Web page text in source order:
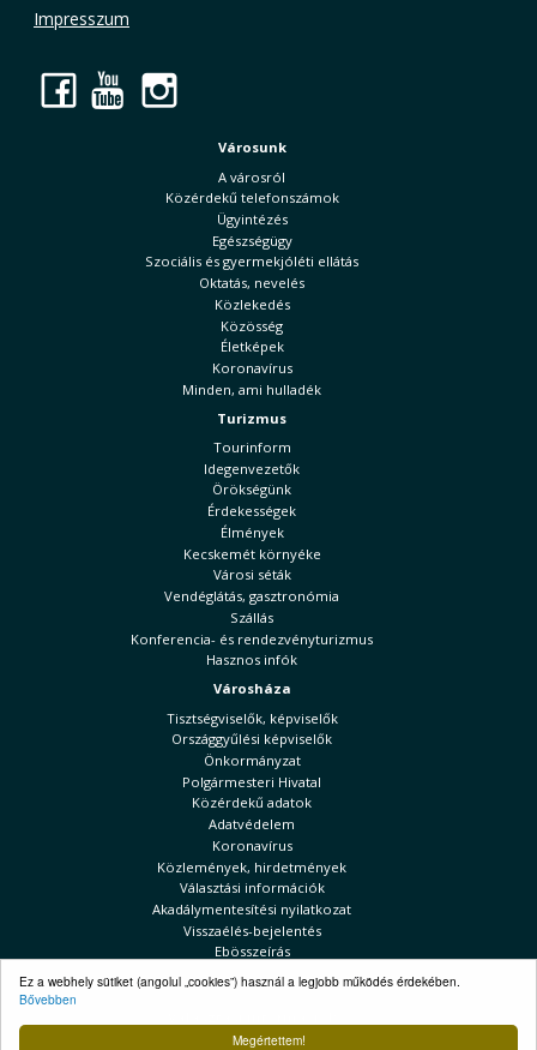
Megértettem!
Ez a webhely sütiket (angolul „cookies”) használ a legjobb működés érdekében.
Bővebben
Impresszum
Facebook
YouTube
Városunk
A városról
Közérdekű telefonszámok
Ügyintézés
Egészségügy
Szociális és gyermekjóléti ellátás
Oktatás, nevelés
Közlekedés
Közösség
Életképek
Koronavírus
Minden, ami hulladék
Turizmus
Tourinform
Idegenvezetők
Örökségünk
Érdekességek
Élmények
Kecskemét környéke
Városi séták
Vendéglátás, gasztronómia
Szállás
Konferencia- és rendezvényturizmus
Hasznos infók
Városháza
Tisztségviselők, képviselők
Országgyűlési képviselők
Önkormányzat
Polgármesteri Hivatal
Közérdekű adatok
Adatvédelem
Koronavírus
Közlemények, hirdetmények
Választási információk
Akadálymentesítési nyilatkozat
Visszaélés-bejelentés
Ebösszeírás
Kecskeméti Hírek